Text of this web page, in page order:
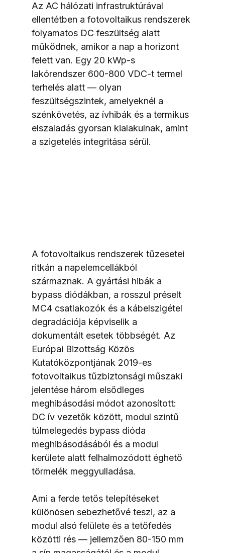
Az AC hálózati infrastruktúrával
ellentétben a fotovoltaikus rendszerek
folyamatos DC feszültség alatt
működnek, amikor a nap a horizont
felett van. Egy 20 kWp-s
lakórendszer 600-800 VDC-t termel
terhelés alatt — olyan
feszültségszintek, amelyeknél a
szénkövetés, az ívhibák és a termikus
elszaladás gyorsan kialakulnak, amint
a szigetelés integritása sérül.
A fotovoltaikus rendszerek tűzesetei
ritkán a napelemcellákból
származnak. A gyártási hibák a
bypass diódákban, a rosszul préselt
MC4 csatlakozók és a kábelszigétel
degradációja képviselik a
dokumentált esetek többségét. Az
Európai Bizottság Közös
Kutatóközpontjának 2019-es
fotovoltaikus tűzbiztonsági műszaki
jelentése három elsődleges
meghibásodási módot azonosított:
DC ív vezetők között, modul szintű
túlmelegedés bypass dióda
meghibásodásából és a modul
kerülete alatt felhalmozódott éghető
törmelék meggyulladása.
Ami a ferde tetős telepítéseket
különösen sebezhetővé teszi, az a
modul alsó felülete és a tetőfedés
közötti rés — jellemzően 80-150 mm